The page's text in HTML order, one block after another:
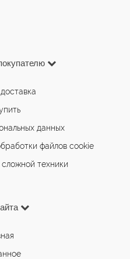
данных
файлов cookie
техники